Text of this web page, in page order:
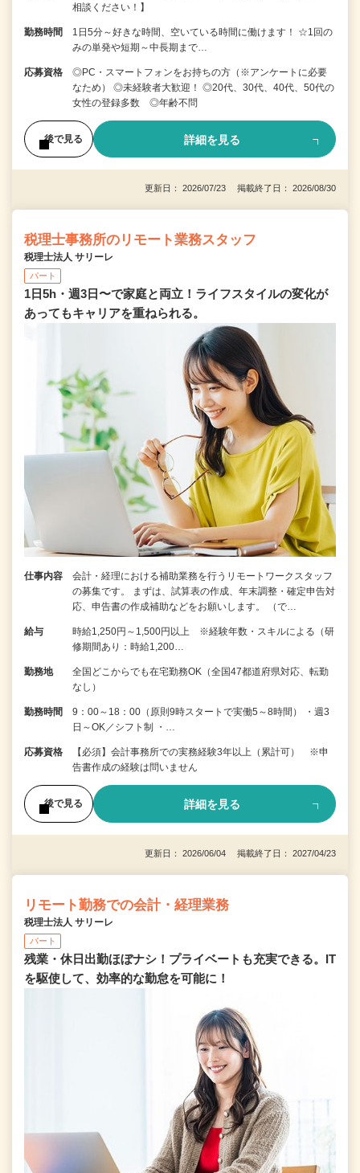
相談ください！】
勤務時間
1日5分～好きな時間、空いている時間に働けます！ ☆1回の
みの単発や短期～中長期まで…
応募資格
◎PC・スマートフォンをお持ちの方（※アンケートに必要
なため） ◎未経験者大歓迎！ ◎20代、30代、40代、50代の
女性の登録多数 ◎年齢不問
後で見る 詳細を見る
更新日： 2026/07/23 掲載終了日： 2026/08/30
税理士事務所のリモート業務スタッフ
税理士法人 サリーレ
パート
1日5h・週3日〜で家庭と両立！ライフスタイルの変化が
あってもキャリアを重ねられる。
仕事内容
会計・経理における補助業務を行うリモートワークスタッフ
の募集です。 まずは、試算表の作成、年末調整・確定申告対
応、申告書の作成補助などをお願いします。 （で…
給与
時給1,250円～1,500円以上 ※経験年数・スキルによる（研
修期間あり：時給1,200…
勤務地
全国どこからでも在宅勤務OK（全国47都道府県対応、転勤
なし）
勤務時間
9：00～18：00（原則9時スタートで実働5～8時間） ・週3
日～OK／シフト制 ・…
応募資格
【必須】会計事務所での実務経験3年以上（累計可） ※申
告書作成の経験は問いません
後で見る 詳細を見る
更新日： 2026/06/04 掲載終了日： 2027/04/23
リモート勤務での会計・経理業務
税理士法人 サリーレ
パート
残業・休日出勤ほぼナシ！プライベートも充実できる。IT
を駆使して、効率的な勤怠を可能に！